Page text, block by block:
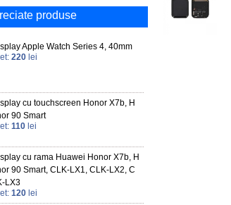
produse
Apple Watch Series 4, 40mm
220 lei
cu touchscreen Honor X7b, H
90 Smart
110 lei
cu rama Huawei Honor X7b, H
90 Smart, CLK-LX1, CLK-LX2, C
LX3
120 lei